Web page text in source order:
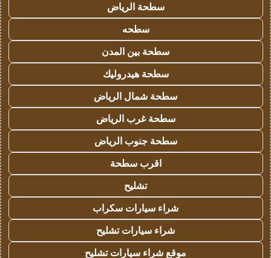
سطحة الرياض
سطحه
سطحة بين المدن
سطحة هيدروليك
سطحة شمال الرياض
سطحة غرب الرياض
سطحة جنوب الرياض
اقرب سطحة
تشليح
شراء سيارات سكراب
شراء سيارات تشليح
موقع شراء سيارات تشليح